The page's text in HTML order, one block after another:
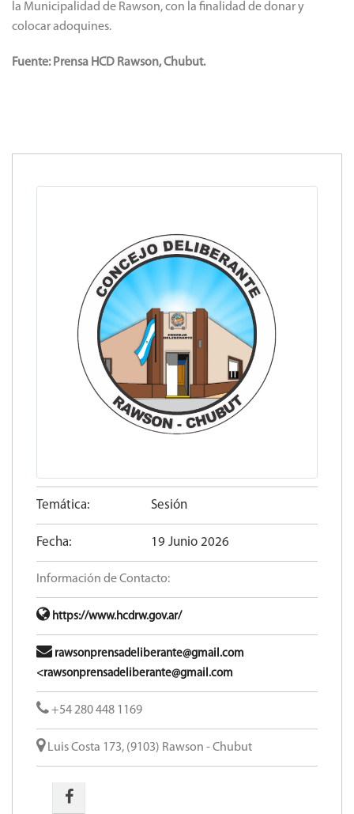
la Municipalidad de Rawson, con la finalidad de donar y
colocar adoquines.
Fuente: Prensa HCD Rawson, Chubut.
Temática: Sesión
Fecha: 19 Junio 2026
Información de Contacto:
https://www.hcdrw.gov.ar/
rawsonprensadeliberante@gmail.com
<rawsonprensadeliberante@gmail.com
+54 280 448 1169
Luis Costa 173, (9103) Rawson - Chubut